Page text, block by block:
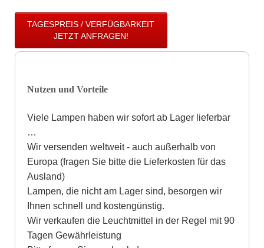
TAGESPREIS / VERFÜGBARKEIT
JETZT ANFRAGEN!
Nutzen und Vorteile
Viele Lampen haben wir sofort ab Lager lieferbar
…
Wir versenden weltweit - auch außerhalb von
Europa (fragen Sie bitte die Lieferkosten für das
Ausland)
Lampen, die nicht am Lager sind, besorgen wir
Ihnen schnell und kostengünstig.
Wir verkaufen die Leuchtmittel in der Regel mit 90
Tagen Gewährleistung